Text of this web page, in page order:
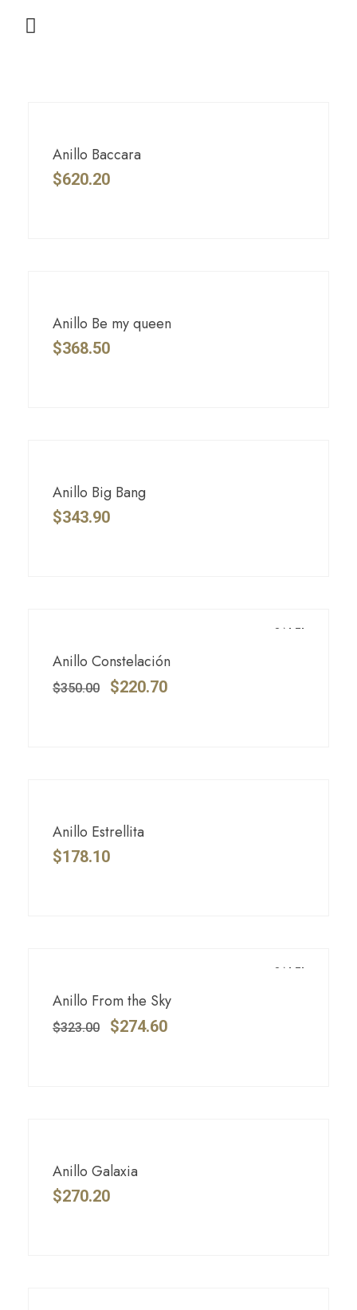
Anillo Baccara
$620.20
Anillo Be my queen
$368.50
Anillo Big Bang
$343.90
SALE!
Anillo Constelación
$350.00 $220.70
Anillo Estrellita
$178.10
SALE!
Anillo From the Sky
$323.00 $274.60
Anillo Galaxia
$270.20